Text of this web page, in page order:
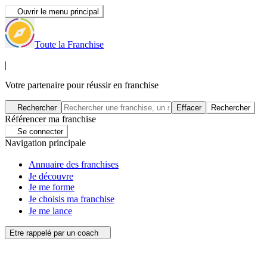
Ouvrir le menu principal
Toute la Franchise
|
Votre partenaire pour réussir en franchise
Rechercher Effacer Rechercher
Référencer ma franchise
Se connecter
Navigation principale
Annuaire des franchises
Je découvre
Je me forme
Je choisis ma franchise
Je me lance
Etre rappelé par un coach